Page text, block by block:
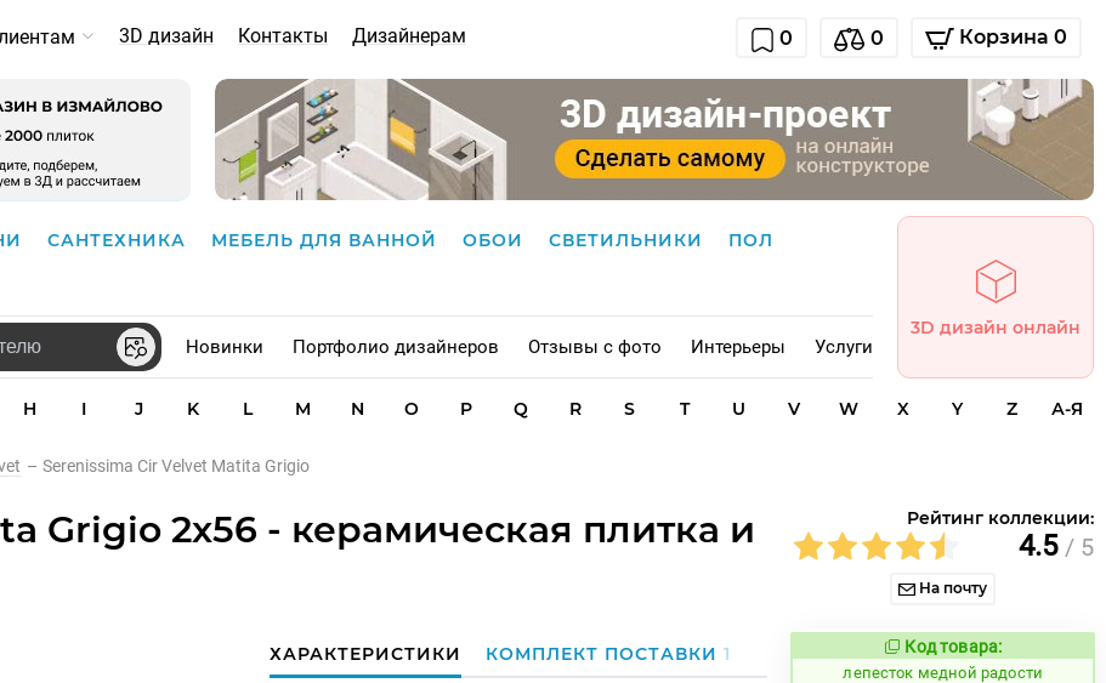
3D дизайн Контакты Дизайнерам 0 0 Корзина 0
САНТЕХНИКА МЕБЕЛЬ ДЛЯ ВАННОЙ ОБОИ СВЕТИЛЬНИКИ ПОЛ
Новинки Портфолио дизайнеров Отзывы с фото Интерьеры Услуги
3D дизайн онлайн
H I J K L M N O P Q R S T U V W X Y Z А-Я
– Serenissima Cir Velvet Matita Grigio
Grigio 2x56 - керамическая плитка и
Рейтинг коллекции:
4.5 / 5
На почту
ХАРАКТЕРИСТИКИ КОМПЛЕКТ ПОСТАВКИ1 Код товара:
866202 Код товара:
лепесток медной радости